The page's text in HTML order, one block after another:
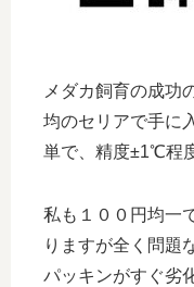
メダカ飼育の成功
均のセリアで手に
単で、精度±1℃程
私も１００円均一
りますが全く問題
パッキンがすぐ劣